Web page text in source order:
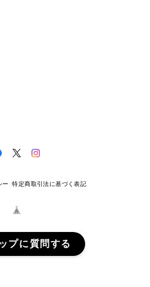
ー 特定商取引法に基づく表記
プに質問する